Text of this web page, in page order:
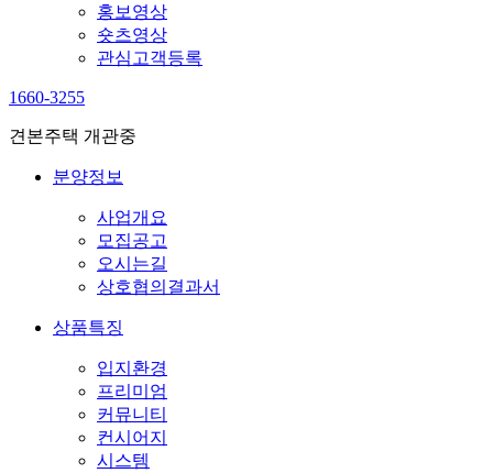
홍보영상
숏츠영상
관심고객등록
1660-3255
견본주택 개관중
분양정보
사업개요
모집공고
오시는길
상호협의결과서
상품특징
입지환경
프리미엄
커뮤니티
컨시어지
시스템